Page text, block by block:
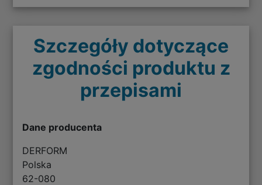
Szczegóły dotyczące
zgodności produktu z
przepisami
Dane producenta
DERFORM
Polska
62-080